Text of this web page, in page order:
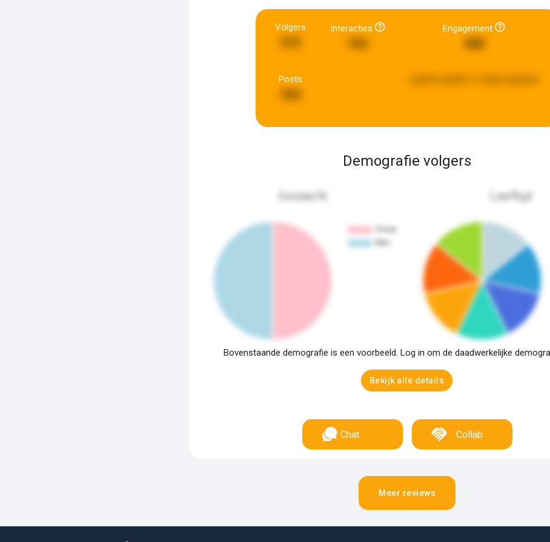
Volgers Interacties Engagement
488
Posts
Demografie volgers
Geslacht Leeftijd
Bovenstaande demografie is een voorbeeld. Log in om de daadwerkelijke
Bekijk alle details
Chat Collab
Meer reviews